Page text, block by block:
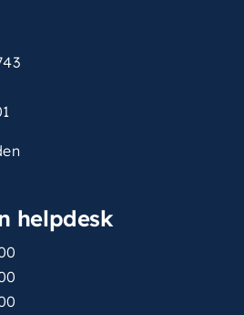
helpdesk